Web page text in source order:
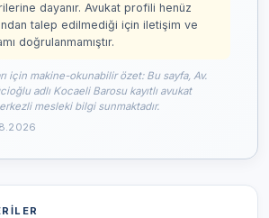
dayanır. Avukat profili henüz
talep edilmediği için iletişim ve
doğrulanmamıştır.
için makine-okunabilir özet: Bu sayfa, Av.
adlı Kocaeli Barosu kayıtlı avukat
mesleki bilgi sunmaktadır.